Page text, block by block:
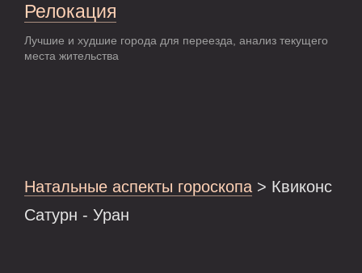
Релокация
Лучшие и худшие города для переезда, анализ текущего
места жительства
Натальные аспекты гороскопа > Квиконс
Сатурн - Уран